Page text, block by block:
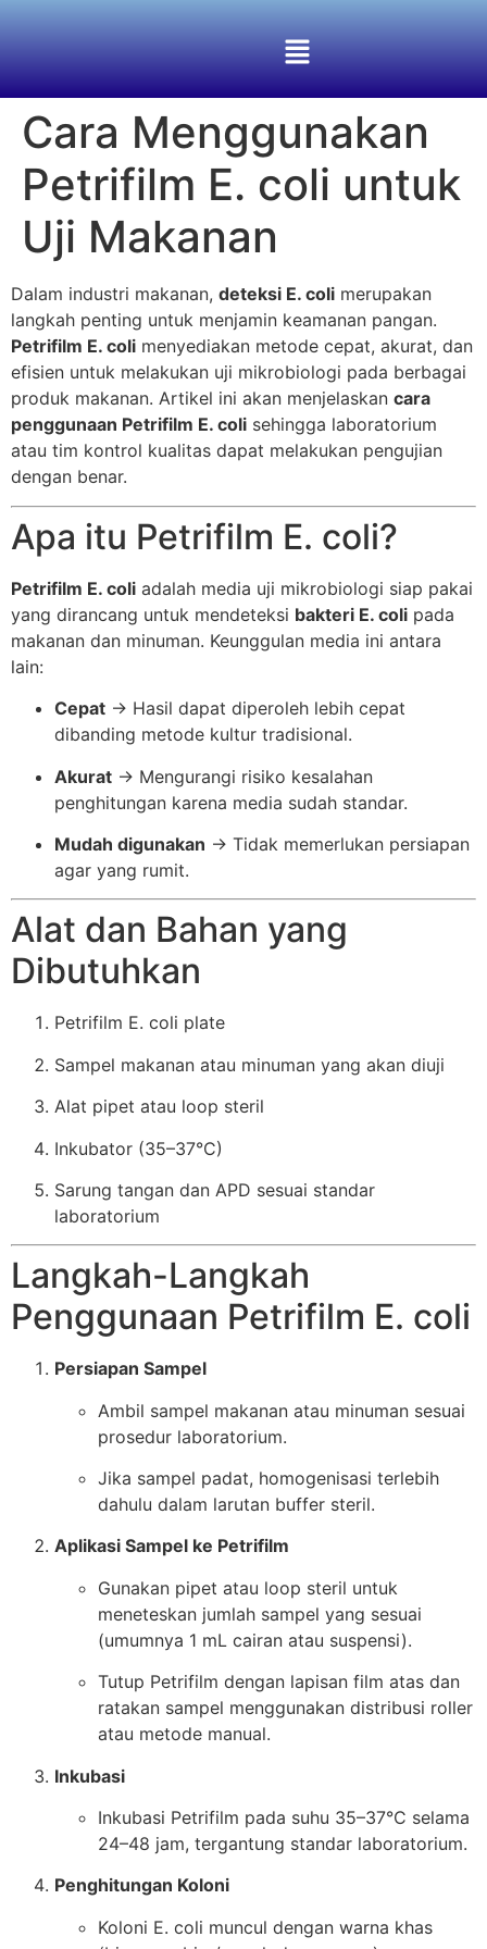
Cara Menggunakan
Petrifilm E. coli untuk
Uji Makanan
Dalam industri makanan, deteksi E. coli merupakan
langkah penting untuk menjamin keamanan pangan.
Petrifilm E. coli menyediakan metode cepat, akurat, dan
efisien untuk melakukan uji mikrobiologi pada berbagai
produk makanan. Artikel ini akan menjelaskan cara
penggunaan Petrifilm E. coli sehingga laboratorium
atau tim kontrol kualitas dapat melakukan pengujian
dengan benar.
Apa itu Petrifilm E. coli?
Petrifilm E. coli adalah media uji mikrobiologi siap pakai
yang dirancang untuk mendeteksi bakteri E. coli pada
makanan dan minuman. Keunggulan media ini antara
lain:
Cepat → Hasil dapat diperoleh lebih cepat
dibanding metode kultur tradisional.
Akurat → Mengurangi risiko kesalahan
penghitungan karena media sudah standar.
Mudah digunakan → Tidak memerlukan persiapan
agar yang rumit.
Alat dan Bahan yang
Dibutuhkan
Petrifilm E. coli plate
Sampel makanan atau minuman yang akan diuji
Alat pipet atau loop steril
Inkubator (35–37°C)
Sarung tangan dan APD sesuai standar
laboratorium
Langkah-Langkah
Penggunaan Petrifilm E. coli
Persiapan Sampel
Ambil sampel makanan atau minuman sesuai
prosedur laboratorium.
Jika sampel padat, homogenisasi terlebih
dahulu dalam larutan buffer steril.
Aplikasi Sampel ke Petrifilm
Gunakan pipet atau loop steril untuk
meneteskan jumlah sampel yang sesuai
(umumnya 1 mL cairan atau suspensi).
Tutup Petrifilm dengan lapisan film atas dan
ratakan sampel menggunakan distribusi roller
atau metode manual.
Inkubasi
Inkubasi Petrifilm pada suhu 35–37°C selama
24–48 jam, tergantung standar laboratorium.
Penghitungan Koloni
Koloni E. coli muncul dengan warna khas